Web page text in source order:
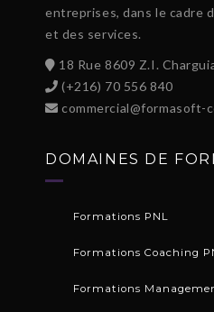
entreprises, dans le cadre
et des services.
18 Rue 8609 Z.I.
(+216) 70 556 840
commercial@formasoft-
DOMAINES DE
Formations PNL
Formations Coaching
Formations